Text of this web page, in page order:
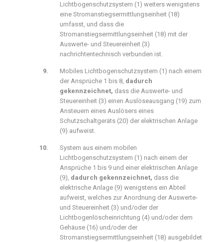
Lichtbogenschutzsystem (1 ) weiters wenigstens
eine Stromanstiegsermittlungseinheit (18)
umfasst, und dass die
Stromanstiegsermittlungseinheit (18) mit der
Auswerte- und Steuereinheit (3)
nachrichtentechnisch verbunden ist.
Mobiles Lichtbogenschutzsystem (1 ) nach einem
der Ansprüche 1 bis 8, dadurch
gekennzeichnet, dass die Auswerte- und
Steuereinheit (3) einen Auslöseausgang (19) zum
Ansteuern eines Auslösers eines
Schutzschaltgeräts (20) der elektrischen Anlage
(9) aufweist.
System aus einem mobilen
Lichtbogenschutzsystem (1 ) nach einem der
Ansprüche 1 bis 9 und einer elektrischen Anlage
(9), dadurch gekennzeichnet, dass die
elektrische Anlage (9) wenigstens ein Abteil
aufweist, welches zur Anordnung der Auswerte-
und Steuereinheit (3) und/oder der
Lichtbogenlöscheinrichtung (4) und/oder dem
Gehäuse (16) und/oder der
Stromanstiegsermittlungseinheit (18) ausgebildet